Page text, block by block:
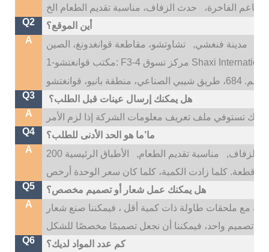
الفاخرة،
Q2
أين الموقع؟
A
مدينة فنغشي,
Q3
هل يمكنك إرسال عينات قبل الطلب؟
A
Q4
ما’ما هو الحد الأدنى للطلب؟
A
الزفاف, مناسبة تقديم الطعام, الأطباق الرئيسية 200
Q5
هل يمكنك عمل شعار أو تصميم مخصص؟
A
إذا كانت اللوحات الرئيسية أكثر من 500 قطعة مع ملحقات طاولة ذات كمية أقل ، فيمكننا صنع شعار
Q6
كم عدد المواد لديك؟